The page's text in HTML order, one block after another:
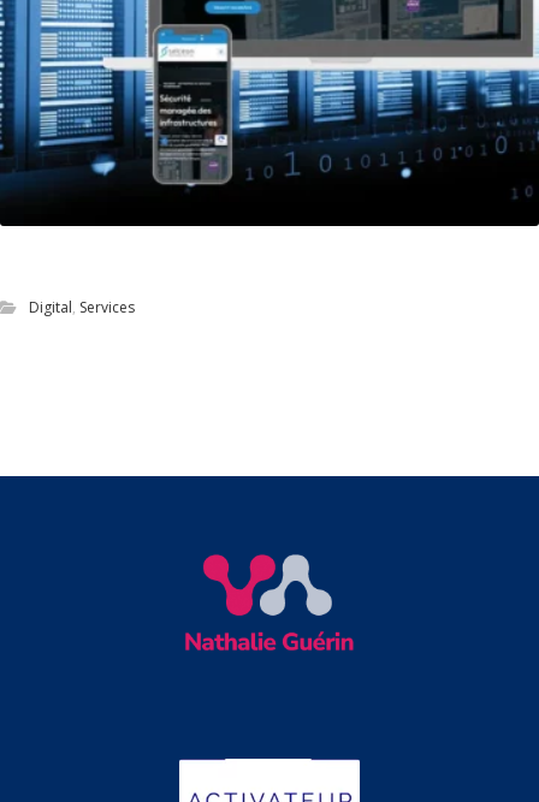
Digital, Services